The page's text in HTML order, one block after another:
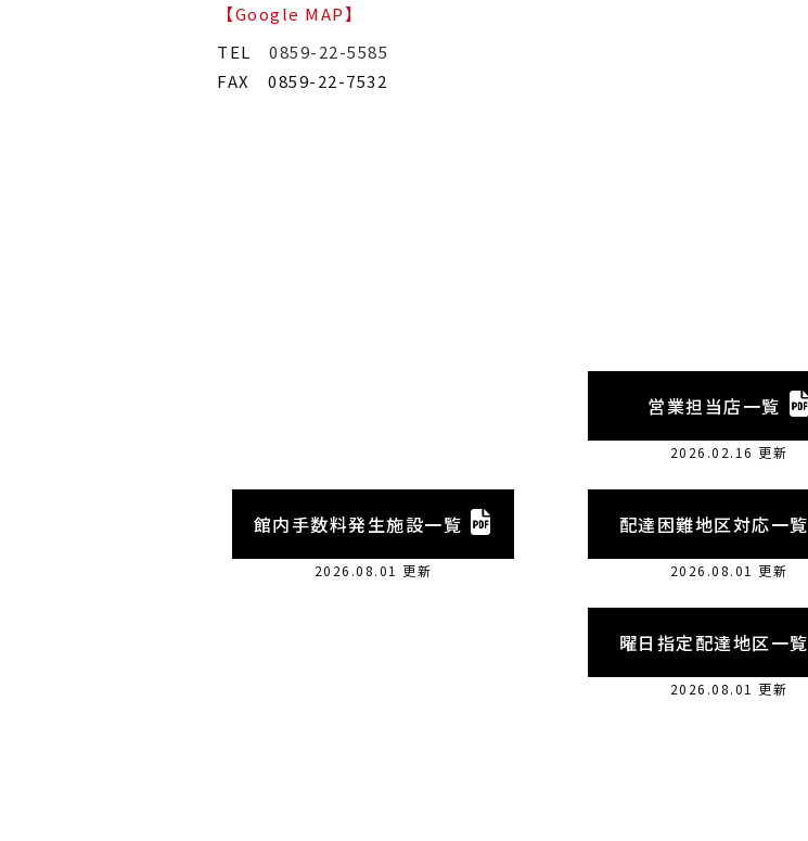
【Google MAP】
TEL 0859-22-5585
FAX 0859-22-7532
営業担当店一覧
2026.02.16 更新
館内手数料発生施設一覧
2026.08.01 更新
配達困難地区対応一覧
2026.08.01 更新
曜日指定配達地区一覧
2026.08.01 更新